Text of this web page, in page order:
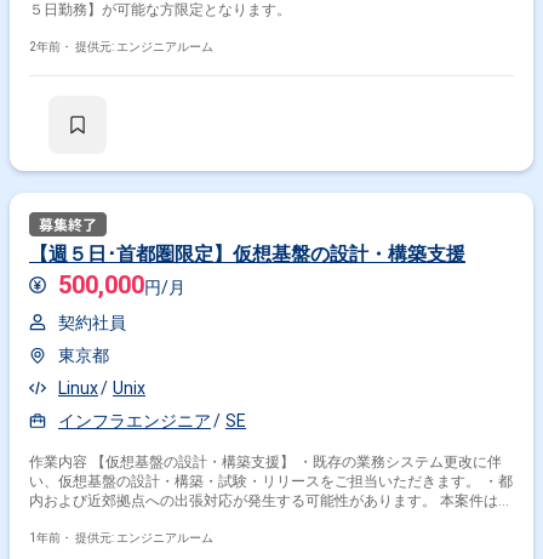
５日勤務】が可能な方限定となります。
2年前・ 提供元: エンジニアルーム
【週５日･首都圏限定】仮想基盤の設計・構築支援
500,000円/月
契約社員
東京都
Linux
Unix
インフラエンジニア
SE
作業内容 【仮想基盤の設計・構築支援】 ・既存の業務システム更改に伴
い、仮想基盤の設計・構築・試験・リリースをご担当いただきます。 ・都
内および近郊拠点への出張対応が発生する可能性があります。 本案件は
1年前・ 提供元: エンジニアルーム